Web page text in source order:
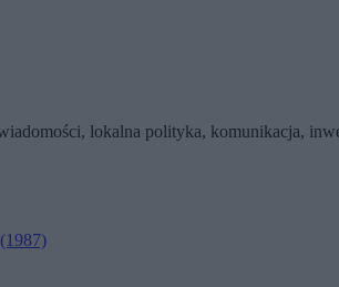
lokalna polityka, komunikacja,
(1987)